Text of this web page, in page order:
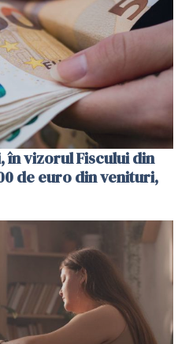
vizorul Fiscului din
de euro din venituri,